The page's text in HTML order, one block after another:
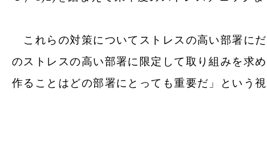
これらの対策についてストレスの高い部署に
のストレスの高い部署に限定して取り組みを求
作ることはどの部署にとっても重要だ」という